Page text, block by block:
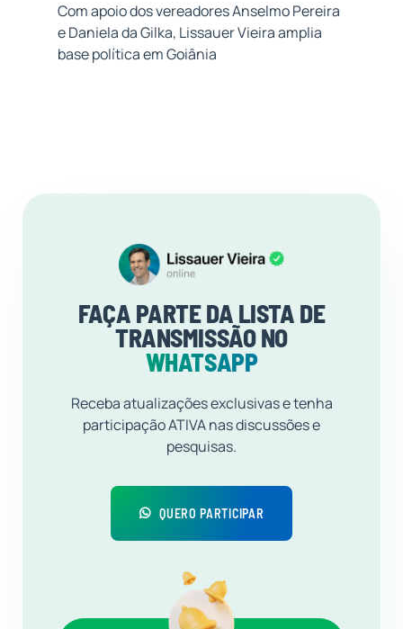
Com apoio dos vereadores Anselmo Pereira
e Daniela da Gilka, Lissauer Vieira amplia
base política em Goiânia
FAÇA PARTE DA LISTA DE
TRANSMISSÃO NO
WHATSAPP
Receba atualizações exclusivas e tenha
participação ATIVA nas discussões e
pesquisas.
QUERO PARTICIPAR